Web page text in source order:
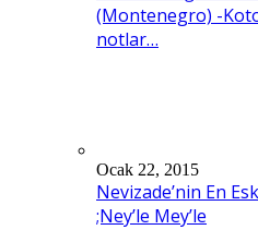
(Montenegro) -
notlar…
Ocak 22, 2015
Nevizade’nin En
;Ney’le Mey’le